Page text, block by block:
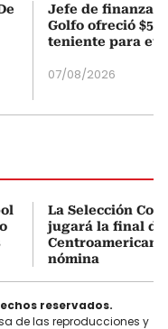
Jefe de finanzas
Golfo ofreció
teniente para
07/08/2026
La Selección
jugará la final de
nómina
reservados.
de las reproducciones y